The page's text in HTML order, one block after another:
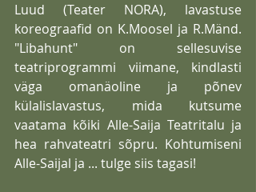
Luud (Teater NORA), lavastuse
koreograafid on K.Moosel ja R.Mänd.
"Libahunt" on sellesuvise
teatriprogrammi viimane, kindlasti
väga omanäoline ja põnev
külalislavastus, mida kutsume
vaatama kõiki Alle-Saija Teatritalu ja
hea rahvateatri sõpru. Kohtumiseni
Alle-Saijal ja ... tulge siis tagasi!